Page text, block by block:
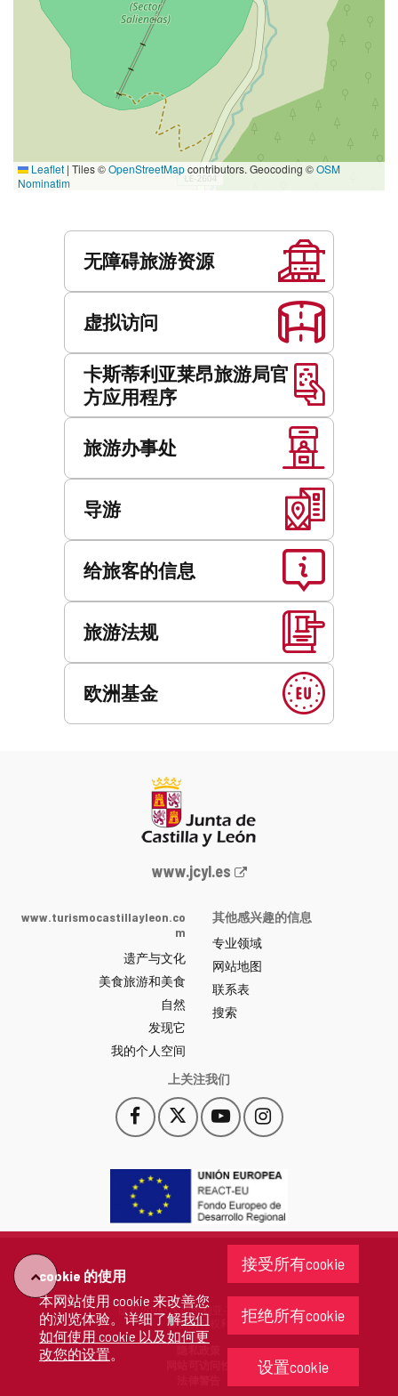
cookie 的使用
本网站使用 cookie 来改善您
的浏览体验。详细了解我们
如何使用 cookie 以及如何更
改您的设置。
接受所有cookie
拒绝所有cookie
设置cookie
Leaflet | Tiles ©OpenStreetMapcontributors. Geocoding ©OSM
Nominatim
无障碍旅游资源
虚拟访问
卡斯蒂利亚莱昂旅游局官
方应用程序
旅游办事处
导游
给旅客的信息
旅游法规
欧洲基金
Junta
y
León
网
站
门
户
-
www.jcyl.es
www.turismocastillayleon.co
m
遗产与文化
美食旅游和美食
自然
发现它
我的个人空间
其他感兴趣的信息
专业领域
网站地图
联系表
搜索
上关注我们
Facebook
此
链
会
打
开
一
口。
此
链
一
口。
YouTube
此
链
会
打
开
一
个
窗
口。
Instagram
此
链
会
开
一
个
新
窗
口。
"回
去"
版权 2026 - 卡斯蒂利亚-莱昂省政府
保留所有权利